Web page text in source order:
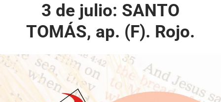
3 de julio: SANTO
TOMÁS, ap. (F). Rojo.